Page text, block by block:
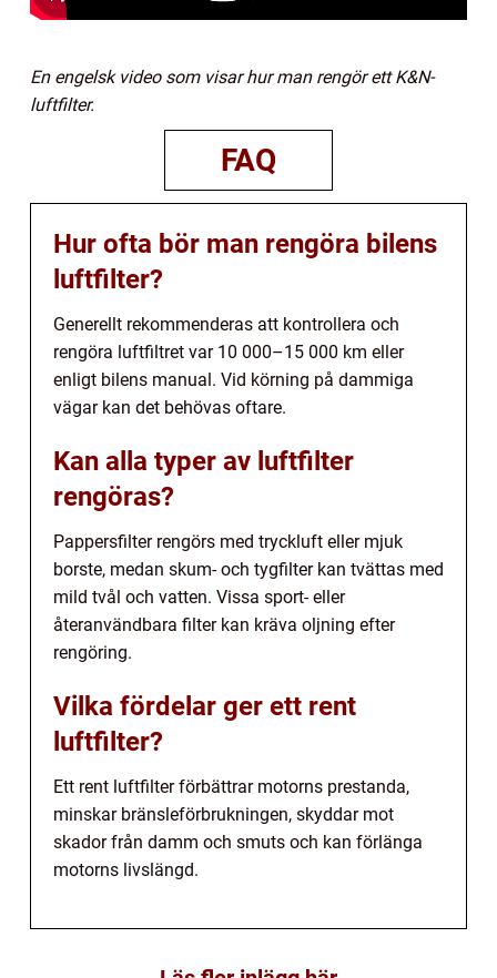
En engelsk video som visar hur man rengör ett K&N-
luftfilter.
FAQ
Hur ofta bör man rengöra bilens
luftfilter?
Generellt rekommenderas att kontrollera och
rengöra luftfiltret var 10 000–15 000 km eller
enligt bilens manual. Vid körning på dammiga
vägar kan det behövas oftare.
Kan alla typer av luftfilter
rengöras?
Pappersfilter rengörs med tryckluft eller mjuk
borste, medan skum- och tygfilter kan tvättas med
mild tvål och vatten. Vissa sport- eller
återanvändbara filter kan kräva oljning efter
rengöring.
Vilka fördelar ger ett rent
luftfilter?
Ett rent luftfilter förbättrar motorns prestanda,
minskar bränsleförbrukningen, skyddar mot
skador från damm och smuts och kan förlänga
motorns livslängd.